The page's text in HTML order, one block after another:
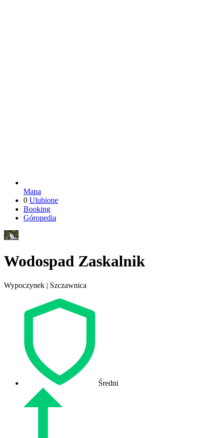
Mapa
0 Ulubione
Booking
Góropedia
Wodospad Zaskalnik
Wypoczynek | Szczawnica
Średni